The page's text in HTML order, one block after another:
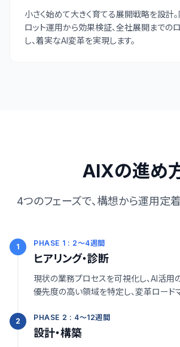
小さく始めて大きく育てる展開戦略を設計
ロット運用から効果検証、全社展開までの
し、着実なAI変革を実現します。
AIXの進め
4つのフェーズで、構想から運用定
1 PHASE 1 : 2〜4週間
ヒアリング・診断
現状の業務プロセスを可視化し、AI活用
優先度の高い領域を特定し、変革ロード
2 PHASE 2 : 4〜12週間
設計・構築